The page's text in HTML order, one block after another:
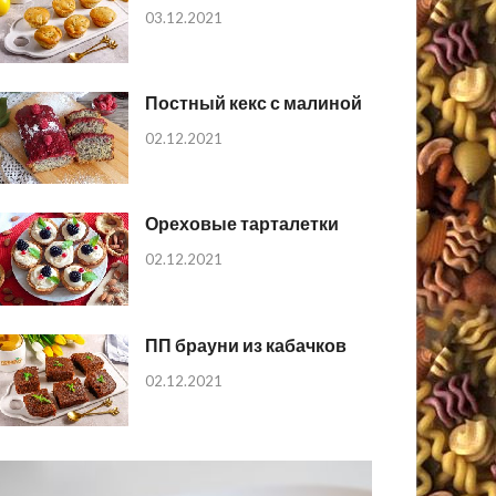
03.12.2021
Постный кекс с малиной
02.12.2021
Ореховые тарталетки
02.12.2021
ПП брауни из кабачков
02.12.2021